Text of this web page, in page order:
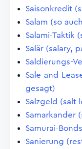
Saisonkredit
Salam (so
Salami-Taktik
Salär (salary,
Saldierungs-
Sale-and-
gesagt)
Salzgeld (salt
Samarkander
Samurai-
Sanierung